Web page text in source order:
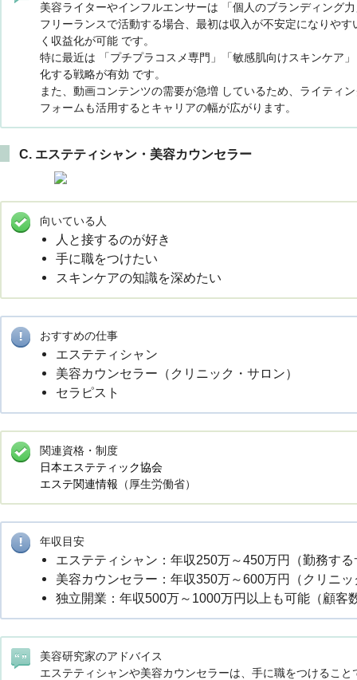
美容ライターやインフルエンサーは 「個人のブランディング
フリーランスで活動する場合、最初は収入が不安定になりや
く収益化が可能 です。
特に最近は 「プチプラコスメ専門」「敏感肌向けスキンケア
化する戦略が有効 です。
また、動画コンテンツの需要が急増 しているため、ライティ
フォームも活用するとキャリアの幅が広がります。
C. エステティシャン・美容カウンセラー
向いている人
人と接するのが好き
手に職をつけたい
スキンケアの知識を深めたい
おすすめの仕事
エステティシャン
美容カウンセラー（クリニック・サロン）
セラピスト
関連資格・制度
日本エステティック協会
エステ関連情報 （厚生労働省）
年収目安
エステティシャン：年収250万～450万円（勤務す
美容カウンセラー：年収350万～600万円（クリニ
独立開業：年収500万～1000万円以上も可能（顧客
美容研究家のアドバイス
エステティシャンや美容カウンセラーは、手に職をつけるこ